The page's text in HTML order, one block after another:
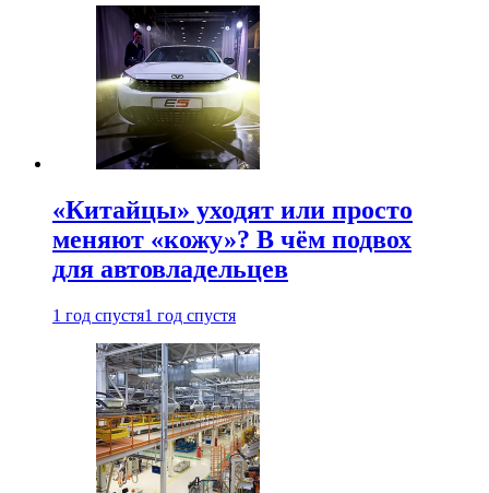
«Китайцы» уходят или просто
меняют «кожу»? В чём подвох
для автовладельцев
1 год спустя1 год спустя